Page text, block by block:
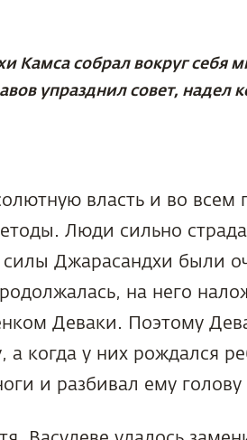
Камса собрал вокруг себя
упразднил совет, надел
власть и во всем
Люди сильно
Джарасандхи были
на него
Деваки. Поэтому
когда у них рождался
и разбивал ему